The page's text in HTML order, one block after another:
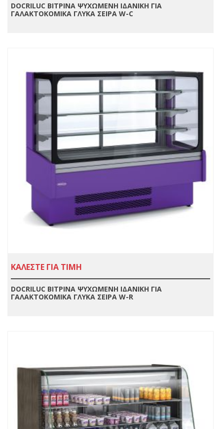
DOCRILUC ΒΙΤΡΙΝΑ ΨΥΧΩΜΕΝΗ ΙΔΑΝΙΚΗ ΓΙΑ
ΓΑΛΑΚΤΟΚΟΜΙΚΑ ΓΛΥΚΑ ΣΕΙΡΑ W-C
ΚΑΛΕΣΤΕ ΓΙΑ ΤΙΜΗ
DOCRILUC ΒΙΤΡΙΝΑ ΨΥΧΩΜΕΝΗ ΙΔΑΝΙΚΗ ΓΙΑ
ΓΑΛΑΚΤΟΚΟΜΙΚΑ ΓΛΥΚΑ ΣΕΙΡΑ W-R